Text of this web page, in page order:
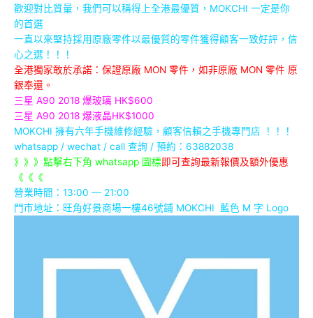
歡迎對比質量，我們可以稱得上全港最優質，MOKCHI 一定是你
的首選
一直以來堅持採用原廠零件以最優質的零件獲得顧客一致好評，信
心之選！！！
全港獨家敢於承諾：保證原廠 MON 零件，如非原廠 MON 零件 原
銀奉還。
三星 A90 2018 爆玻璃 HK$600
三星 A90 2018 爆液晶HK$1000
MOKCHI 擁有六年手機維修經驗，顧客信賴之手機專門店 ！！！
whatsapp / wechat / call 查詢 / 預約：63882038
》》》點擊右下角 whatsapp 圖標即可查詢最新報價及額外優惠
《《《
營業時間：13:00 — 21:00
門市地址： 旺角好景商場一樓46號鋪 MOKCHI 藍色 M 字 Logo